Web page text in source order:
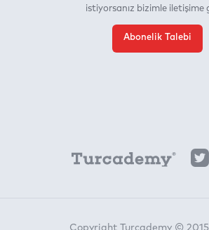
istiyorsanız bizimle iletişime
Abonelik Talebi
Copyright Turcademy ©